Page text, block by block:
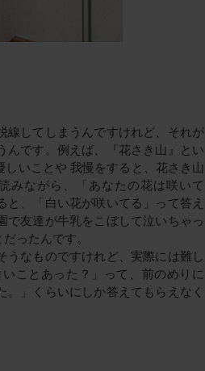
線してしまうんですけれど、それが
んです。例えば、『花さき山』とい
いことや 我慢をすると、花さき山
みながら、「あなたの花は咲いて
、「白い花が咲いてる」って答え
で友達が牛乳をこぼして泣いちゃっ
ったんです。
なものですけれど、実際には難し
ことあった？」って、前のめりに
」くらいにしか答えてもらえなく